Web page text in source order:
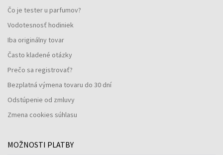
Čo je tester u parfumov?
Vodotesnosť hodiniek
Iba originálny tovar
Často kladené otázky
Prečo sa registrovať?
Bezplatná výmena tovaru do 30 dní
Odstúpenie od zmluvy
Zmena cookies súhlasu
MOŽNOSTI PLATBY